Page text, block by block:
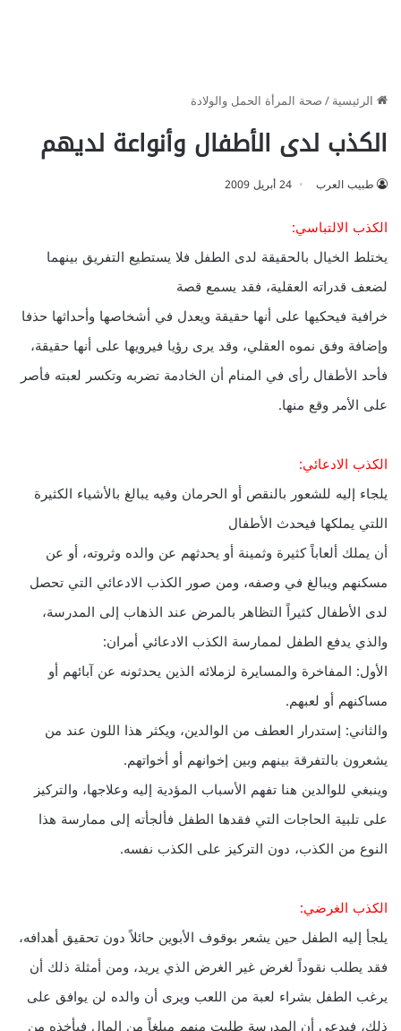
الرئيسية/صحة المرأة الحمل والولادة
الكذب لدى الأطفال وأنواعة لديهم
طبيب العرب 24 أبريل 2009
الكذب الالتباسي:
يختلط الخيال بالحقيقة لدى الطفل فلا يستطيع التفريق بينهما
لضعف قدراته العقلية، فقد يسمع قصة
خرافية فيحكيها على أنها حقيقة ويعدل في أشخاصها وأحداثها حذفا
وإضافة وفق نموه العقلي، وقد يرى رؤيا فيرويها على أنها حقيقة،
فأحد الأطفال رأى في المنام أن الخادمة تضربه وتكسر لعبته فأصر
على الأمر وقع منها.
الكذب الادعائي:
يلجاء إليه للشعور بالنقص أو الحرمان وفيه يبالغ بالأشياء الكثيرة
اللتي يملكها فيحدث الأطفال
أن يملك ألعاباً كثيرة وثمينة أو يحدثهم عن والده وثروته، أو عن
مسكنهم ويبالغ في وصفه، ومن صور الكذب الادعائي التي تحصل
لدى الأطفال كثيراً التظاهر بالمرض عند الذهاب إلى المدرسة،
والذي يدفع الطفل لممارسة الكذب الادعائي أمران:
الأول: المفاخرة والمسايرة لزملائه الذين يحدثونه عن آبائهم أو
مساكنهم أو لعبهم.
والثاني: إستدرار العطف من الوالدين، ويكثر هذا اللون عند من
يشعرون بالتفرقة بينهم وبين إخوانهم أو أخواتهم.
وينبغي للوالدين هنا تفهم الأسباب المؤدية إليه وعلاجها، والتركيز
على تلبية الحاجات التي فقدها الطفل فألجأته إلى ممارسة هذا
النوع من الكذب، دون التركيز على الكذب نفسه.
الكذب الغرضي:
يلجأ إليه الطفل حين يشعر بوقوف الأبوين حائلاً دون تحقيق أهدافه،
فقد يطلب نقوداً لغرض غير الغرض الذي يريد، ومن أمثلة ذلك أن
يرغب الطفل بشراء لعبة من اللعب ويرى أن والده لن يوافق على